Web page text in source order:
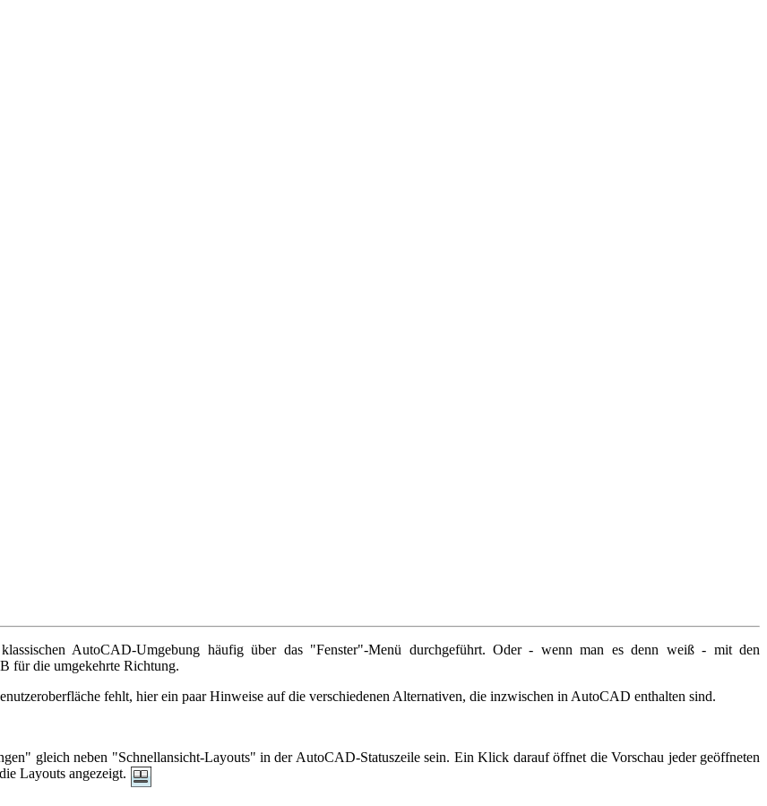
AutoCAD-Umgebung häufig über das "Fenster"-Menü durchgeführt. Oder - wenn man es denn weiß - mit den
für die umgekehrte Richtung.
fehlt, hier ein paar Hinweise auf die verschiedenen Alternativen, die inzwischen in AutoCAD enthalten sind.
gleich neben "Schnellansicht-Layouts" in der AutoCAD-Statuszeile sein. Ein Klick darauf öffnet die Vorschau jeder geöffneten
Layouts angezeigt.